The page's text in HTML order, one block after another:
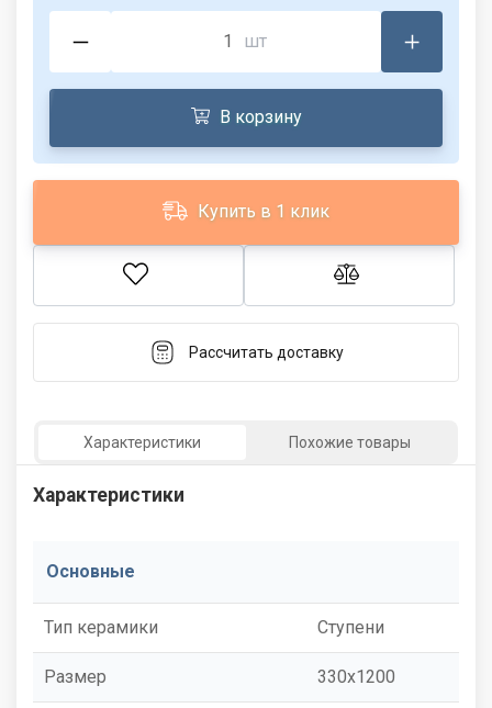
шт
В корзину
Купить в 1 клик
Рассчитать доставку
Характеристики Похожие товары
Характеристики
Основные
Тип керамики Ступени
Размер 330x1200